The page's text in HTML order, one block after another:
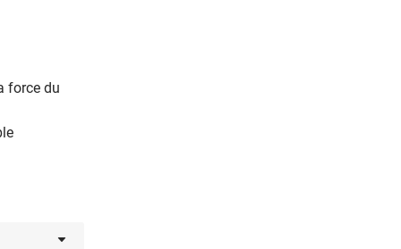
force du